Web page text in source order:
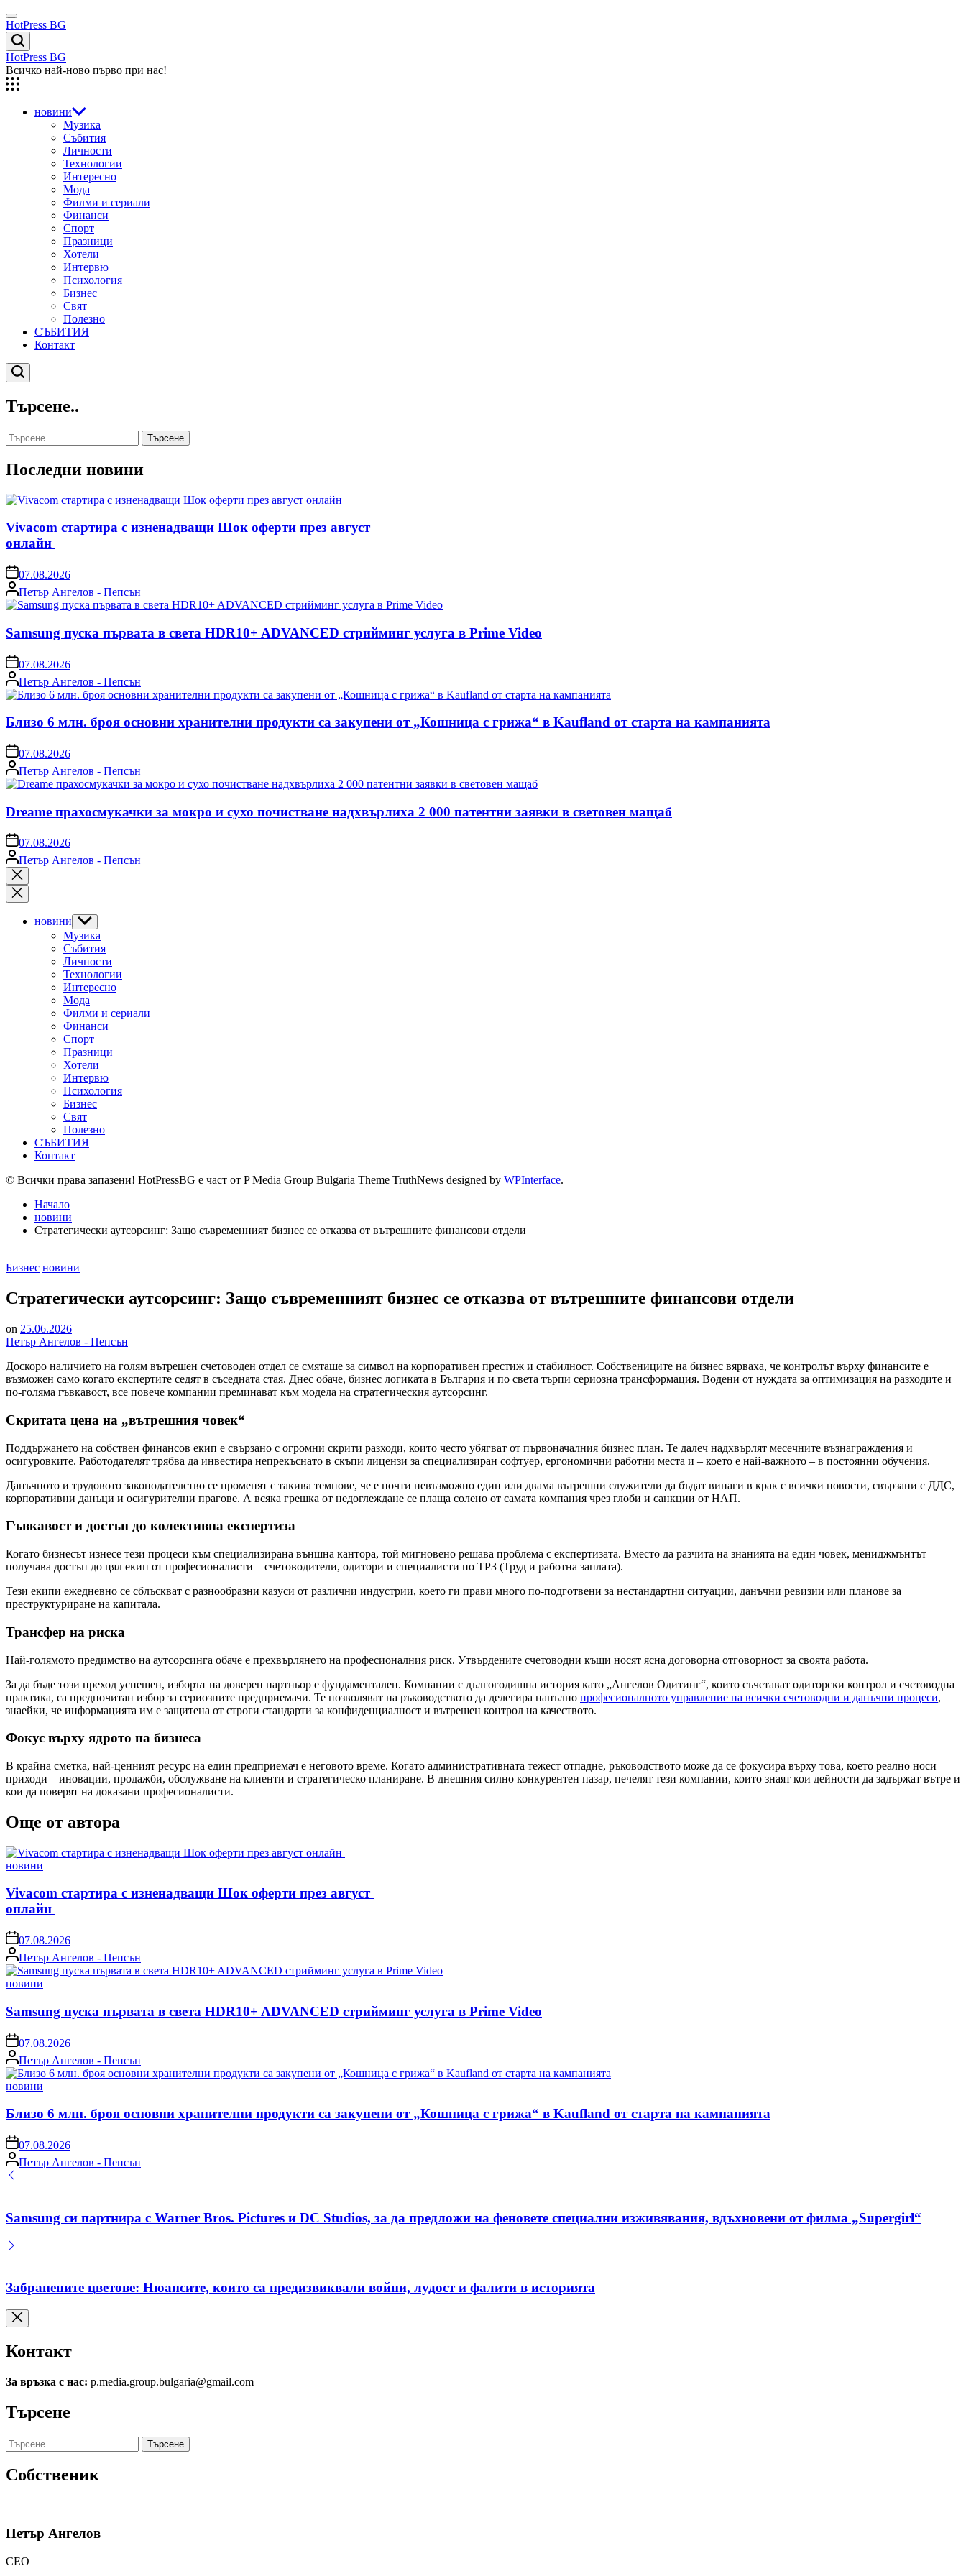
Skip
to
content
Menu
HotPress BG
Търсене
HotPress BG
Всичко най-ново първо при нас!
новини
Музика
Събития
Личности
Технологии
Интересно
Мода
Филми и сериали
Финанси
Спорт
Празници
Хотели
Интервю
Психология
Бизнес
Свят
Полезно
СЪБИТИЯ
Контакт
Търсене
Търсене..
Търсене
за:
Последни новини
Vivacom стартира с изненадващи Шок оферти през август
онлайн
on07.08.2026
Posted
by
Петър Ангелов - Пепсън
Samsung пуска първата в света HDR10+ ADVANCED стрийминг услуга в Prime Video
on07.08.2026
Posted
by
Петър Ангелов - Пепсън
Близо 6 млн. броя основни хранителни продукти са закупени от „Кошница с грижа“ в Kaufland от старта на кампанията
on07.08.2026
Posted
by
Петър Ангелов - Пепсън
Dreame прахосмукачки за мокро и сухо почистване надхвърлиха 2 000 патентни заявки в световен мащаб
on07.08.2026
Posted
by
Петър Ангелов - Пепсън
Close
search
новини Show
sub
menu
Музика
Събития
Личности
Технологии
Интересно
Мода
Филми и сериали
Финанси
Спорт
Празници
Хотели
Интервю
Психология
Бизнес
Свят
Полезно
СЪБИТИЯ
Контакт
© Всички права запазени! HotPressBG е част от P Media Group Bulgaria Theme TruthNews designed by WPInterface.
Начало
новини
Стратегически аутсорсинг: Защо съвременният бизнес се отказва от вътрешните финансови отдели
Posted
Бизнес новини
Стратегически аутсорсинг: Защо съвременният бизнес се отказва от вътрешните финансови отдели
on 25.06.2026
Петър Ангелов - Пепсън
Доскоро наличието на голям вътрешен счетоводен отдел се смяташе за символ на корпоративен престиж и стабилност. Собствениците на бизнес вярваха, че контролът върху финансите е
възможен само когато експертите седят в съседната стая. Днес обаче, бизнес логиката в България и по света търпи сериозна трансформация. Водени от нуждата за оптимизация на разходите и
по-голяма гъвкавост, все повече компании преминават към модела на стратегическия аутсорсинг.
Скритата цена на „вътрешния човек“
Поддържането на собствен финансов екип е свързано с огромни скрити разходи, които често убягват от първоначалния бизнес план. Те далеч надхвърлят месечните възнаграждения и
осигуровките. Работодателят трябва да инвестира непрекъснато в скъпи лицензи за специализиран софтуер, ергономични работни места и – което е най-важното – в постоянни обучения.
Данъчното и трудовото законодателство се променят с такива темпове, че е почти невъзможно един или двама вътрешни служители да бъдат винаги в крак с всички новости, свързани с ДДС,
корпоративни данъци и осигурителни прагове. А всяка грешка от недоглеждане се плаща солено от самата компания чрез глоби и санкции от НАП.
Гъвкавост и достъп до колективна експертиза
Когато бизнесът изнесе тези процеси към специализирана външна кантора, той мигновено решава проблема с експертизата. Вместо да разчита на знанията на един човек, мениджмънтът
получава достъп до цял екип от професионалисти – счетоводители, одитори и специалисти по ТРЗ (Труд и работна заплата).
Тези екипи ежедневно се сблъскват с разнообразни казуси от различни индустрии, което ги прави много по-подготвени за нестандартни ситуации, данъчни ревизии или планове за
преструктуриране на капитала.
Трансфер на риска
Най-голямото предимство на аутсорсинга обаче е прехвърлянето на професионалния риск. Утвърдените счетоводни къщи носят ясна договорна отговорност за своята работа.
За да бъде този преход успешен, изборът на доверен партньор е фундаментален. Компании с дългогодишна история като „Ангелов Одитинг“, които съчетават одиторски контрол и счетоводна
практика, са предпочитан избор за сериозните предприемачи. Те позволяват на ръководството да делегира напълно професионалното управление на всички счетоводни и данъчни процеси,
знаейки, че информацията им е защитена от строги стандарти за конфиденциалност и вътрешен контрол на качеството.
Фокус върху ядрото на бизнеса
В крайна сметка, най-ценният ресурс на един предприемач е неговото време. Когато административната тежест отпадне, ръководството може да се фокусира върху това, което реално носи
приходи – иновации, продажби, обслужване на клиенти и стратегическо планиране. В днешния силно конкурентен пазар, печелят тези компании, които знаят кои дейности да задържат вътре и
кои да поверят на доказани професионалисти.
Още от автора
Posted
новини
Vivacom стартира с изненадващи Шок оферти през август
онлайн
on07.08.2026
Posted
by
Петър Ангелов - Пепсън
Posted
новини
Samsung пуска първата в света HDR10+ ADVANCED стрийминг услуга в Prime Video
on07.08.2026
Posted
by
Петър Ангелов - Пепсън
Posted
новини
Близо 6 млн. броя основни хранителни продукти са закупени от „Кошница с грижа“ в Kaufland от старта на кампанията
on07.08.2026
Posted
by
Петър Ангелов - Пепсън
Samsung си партнира с Warner Bros. Pictures и DC Studios, за да предложи на феновете специални изживявания, вдъхновени от филма „Supergirl“
Забранените цветове: Нюансите, които са предизвиквали войни, лудост и фалити в историята
Контакт
За връзка с нас: p.media.group.bulgaria@gmail.com
Търсене
Търсене
за:
Собственик
Петър Ангелов
CEO